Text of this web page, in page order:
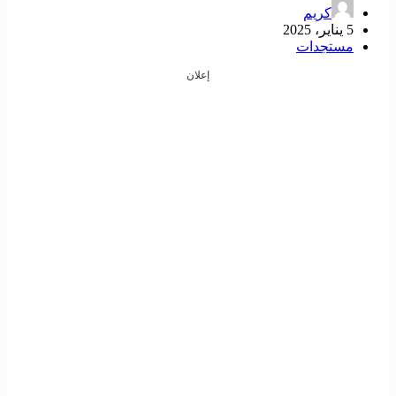
كريم
5 يناير، 2025
مستجدات
إعلان